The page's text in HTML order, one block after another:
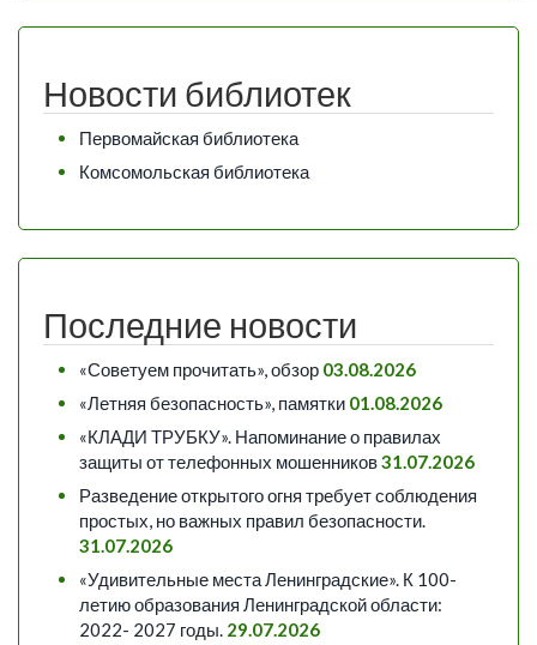
Новости библиотек
Первомайская библиотека
Комсомольская библиотека
Последние новости
«Советуем прочитать», обзор 03.08.2026
«Летняя безопасность», памятки 01.08.2026
«КЛАДИ ТРУБКУ». Напоминание о правилах
защиты от телефонных мошенников31.07.2026
Разведение открытого огня требует соблюдения
простых, но важных правил безопасности.
31.07.2026
«Удивительные места Ленинградские». К 100-
летию образования Ленинградской области:
2022- 2027 годы. 29.07.2026